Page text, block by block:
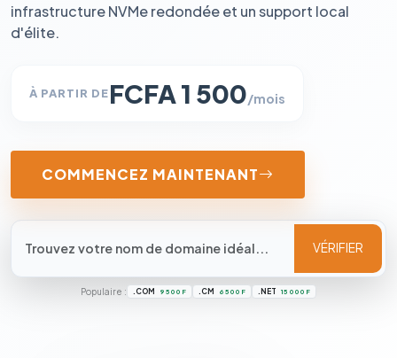
infrastructure NVMe redondée et un support local
d'élite.
À PARTIR DEFCFA 1 500/mois
COMMENCEZ MAINTENANT
VÉRIFIER
Populaire : .COM 9 500 F .CM 6 500 F .NET 15 000 F